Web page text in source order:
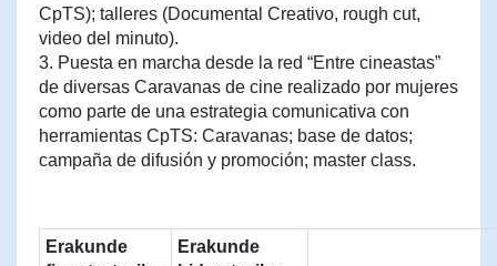
CpTS); talleres (Documental Creativo, rough cut,
video del minuto).
3. Puesta en marcha desde la red “Entre cineastas”
de diversas Caravanas de cine realizado por mujeres
como parte de una estrategia comunicativa con
herramientas CpTS: Caravanas; base de datos;
campaña de difusión y promoción; master class.
Erakunde
Erakunde